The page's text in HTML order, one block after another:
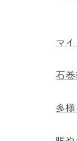
マ
石
多